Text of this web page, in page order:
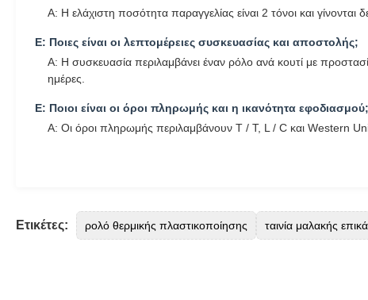
Α: Η ελάχιστη ποσότητα παραγγελίας είναι 2 τόνοι και γίνονται
Ε: Ποιες είναι οι λεπτομέρειες συσκευασίας και αποστολής;
Α: Η συσκευασία περιλαμβάνει έναν ρόλο ανά κουτί με
ημέρες.
Ε: Ποιοι είναι οι όροι πληρωμής και η ικανότητα εφοδιασμού;
Α: Οι όροι πληρωμής περιλαμβάνουν T / T, L / C και Western
Ετικέτες: ρολό θερμικής πλαστικοποίησης ταινία μαλακής